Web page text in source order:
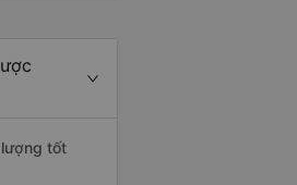
lượng tốt